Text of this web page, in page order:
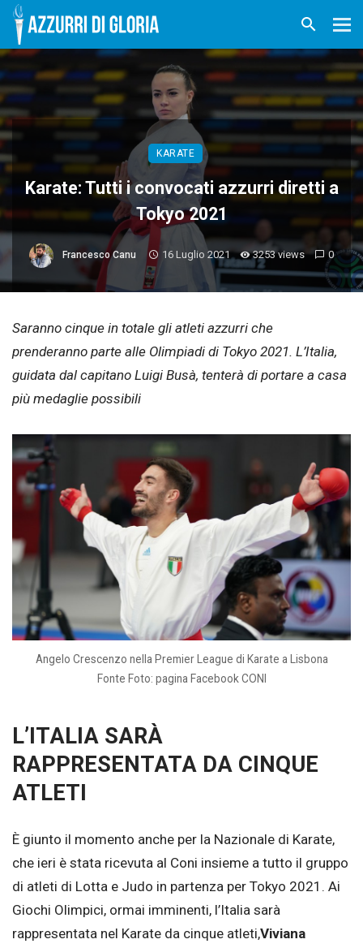
KARATE
Karate: Tutti i convocati azzurri diretti a
Tokyo 2021
Francesco Canu 16 Luglio 2021 3253 views 0
Saranno cinque in totale gli atleti azzurri che
prenderanno parte alle Olimpiadi di Tokyo 2021. L’Italia,
guidata dal capitano Luigi Busà, tenterà di portare a casa
più medaglie possibili
Angelo Crescenzo nella Premier League di Karate a Lisbona
Fonte Foto: pagina Facebook CONI
L’ITALIA SARÀ
RAPPRESENTATA DA CINQUE
ATLETI
È giunto il momento anche per la Nazionale di Karate,
che ieri è stata ricevuta al Coni insieme a tutto il gruppo
di atleti di Lotta e Judo in partenza per Tokyo 2021. Ai
Giochi Olimpici, ormai imminenti, l’Italia sarà
rappresentata nel Karate da cinque atleti,Viviana